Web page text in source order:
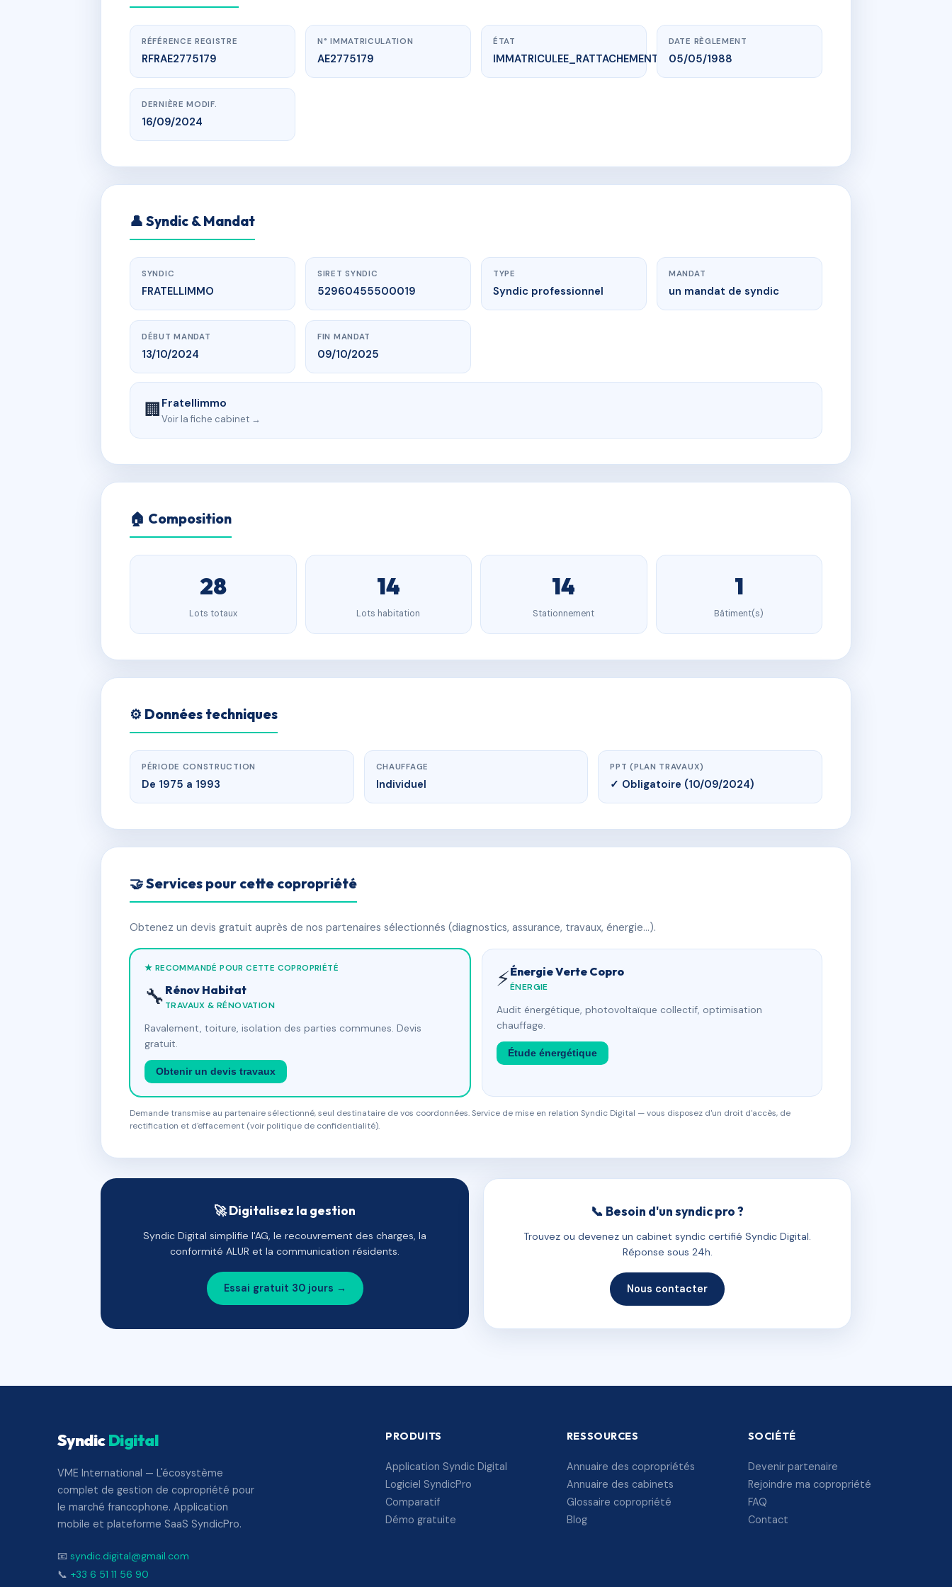
RÉFÉRENCE REGISTRE
RFRAE2775179
N° IMMATRICULATION
AE2775179
ÉTAT
IMMATRICULEE_RATTACHEMENT_EXPIRE
DATE RÈGLEMENT
05/05/1988
DERNIÈRE MODIF.
16/09/2024
👤 Syndic & Mandat
SYNDIC
FRATELLIMMO
SIRET SYNDIC
52960455500019
TYPE
Syndic professionnel
MANDAT
un mandat de syndic
DÉBUT MANDAT
13/10/2024
FIN MANDAT
09/10/2025
🏢Fratellimmo
Voir la fiche cabinet →
🏠 Composition
28
Lots totaux
14
Lots habitation
14
Stationnement
1
Bâtiment(s)
⚙️ Données techniques
PÉRIODE CONSTRUCTION
De 1975 a 1993
CHAUFFAGE
Individuel
PPT (PLAN TRAVAUX)
✓ Obligatoire (10/09/2024)
🤝 Services pour cette copropriété
Obtenez un devis gratuit auprès de nos partenaires sélectionnés (diagnostics, assurance, travaux, énergie…).
★ RECOMMANDÉ POUR CETTE COPROPRIÉTÉ
🔧 Rénov Habitat
TRAVAUX & RÉNOVATION
Ravalement, toiture, isolation des parties communes. Devis
gratuit.
Obtenir un devis travaux
⚡Énergie Verte Copro
ÉNERGIE
Audit énergétique, photovoltaïque collectif, optimisation
chauffage.
Étude énergétique
Demande transmise au partenaire sélectionné, seul destinataire de vos coordonnées. Service de mise en relation Syndic Digital — vous disposez d'un droit d'accès, de
rectification et d'effacement (voir politique de confidentialité).
🚀 Digitalisez la gestion
Syndic Digital simplifie l'AG, le recouvrement des charges, la
conformité ALUR et la communication résidents.
Essai gratuit 30 jours →
📞 Besoin d'un syndic pro ?
Trouvez ou devenez un cabinet syndic certifié Syndic Digital.
Réponse sous 24h.
Nous contacter
SyndicDigital
VME International — L'écosystème
complet de gestion de copropriété pour
le marché francophone. Application
mobile et plateforme SaaS SyndicPro.
📧 syndic.digital@gmail.com
📞 +33 6 51 11 56 90
PRODUITS
Application Syndic Digital
Logiciel SyndicPro
Comparatif
Démo gratuite
RESSOURCES
Annuaire des copropriétés
Annuaire des cabinets
Glossaire copropriété
Blog
SOCIÉTÉ
Devenir partenaire
Rejoindre ma copropriété
FAQ
Contact